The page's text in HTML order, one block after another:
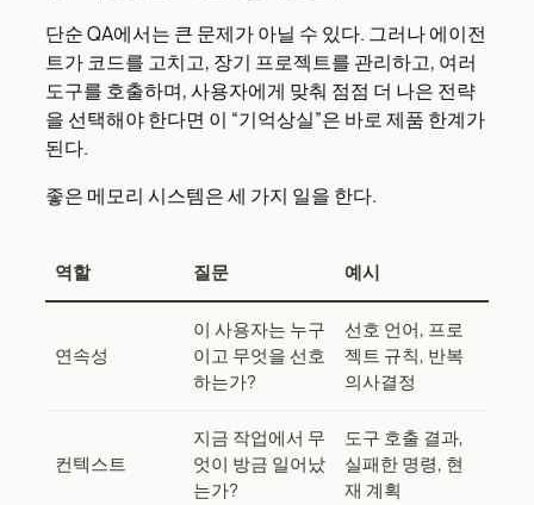
단순 QA에서는 큰 문제가 아닐 수 있다. 그러나 에이전
트가 코드를 고치고, 장기 프로젝트를 관리하고, 여러
도구를 호출하며, 사용자에게 맞춰 점점 더 나은 전략
을 선택해야 한다면 이 “기억상실”은 바로 제품 한계가
된다.
좋은 메모리 시스템은 세 가지 일을 한다.
역할 질문 예시
연속성
이 사용자는 누구
이고 무엇을 선호
하는가?
선호 언어, 프로
젝트 규칙, 반복
의사결정
컨텍스트
지금 작업에서 무
엇이 방금 일어났
는가?
도구 호출 결과,
실패한 명령, 현
재 계획